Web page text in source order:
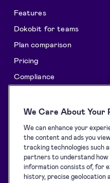
Features
Dokobit for teams
Plan comparison
Pricing
Compliance
Solutions
API Solutions Overview
Signature collection
e-Signing
Identification
We Care About Your
We can enhance your
the content and ads you
tracking technologies such
partners to understand
information consists of, for
history, precise geolocation